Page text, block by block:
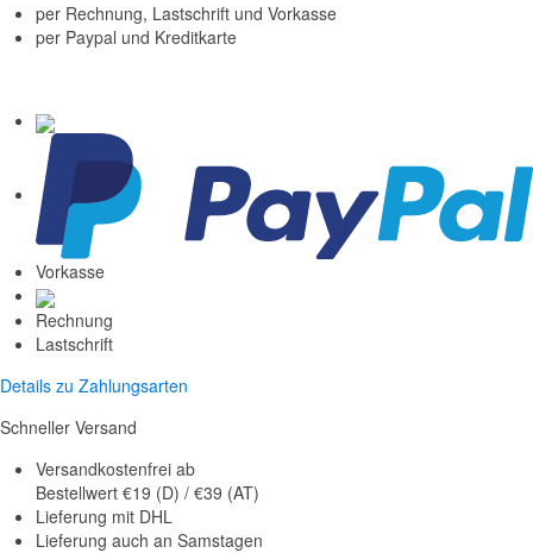
per Rechnung, Lastschrift und Vorkasse
per Paypal und Kreditkarte
Vorkasse
Rechnung
Lastschrift
Details zu Zahlungsarten
Schneller Versand
Versandkostenfrei ab
Bestellwert €19 (D) / €39 (AT)
Lieferung mit DHL
Lieferung auch an Samstagen